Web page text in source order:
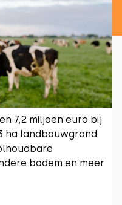
7,2 miljoen euro bij
ha landbouwgrond
bodem en meer